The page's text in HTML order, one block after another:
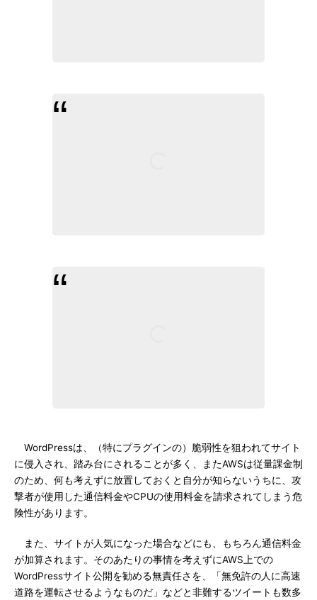
WordPressは、（特にプラグインの）脆弱性を狙われてサイト
に侵入され、踏み台にされることが多く、またAWSは従量課金制
のため、何も考えずに放置しておくと自分が知らないうちに、攻
撃者が使用した通信料金やCPUの使用料金を請求されてしまう危
険性があります。
また、サイトが人気になった場合などにも、もちろん通信料金
が加算されます。そのあたりの事情を考えずにAWS上での
WordPressサイト公開を勧める無責任さを、「無免許の人に高速
道路を運転させるようなものだ」などと非難するツイートも数多